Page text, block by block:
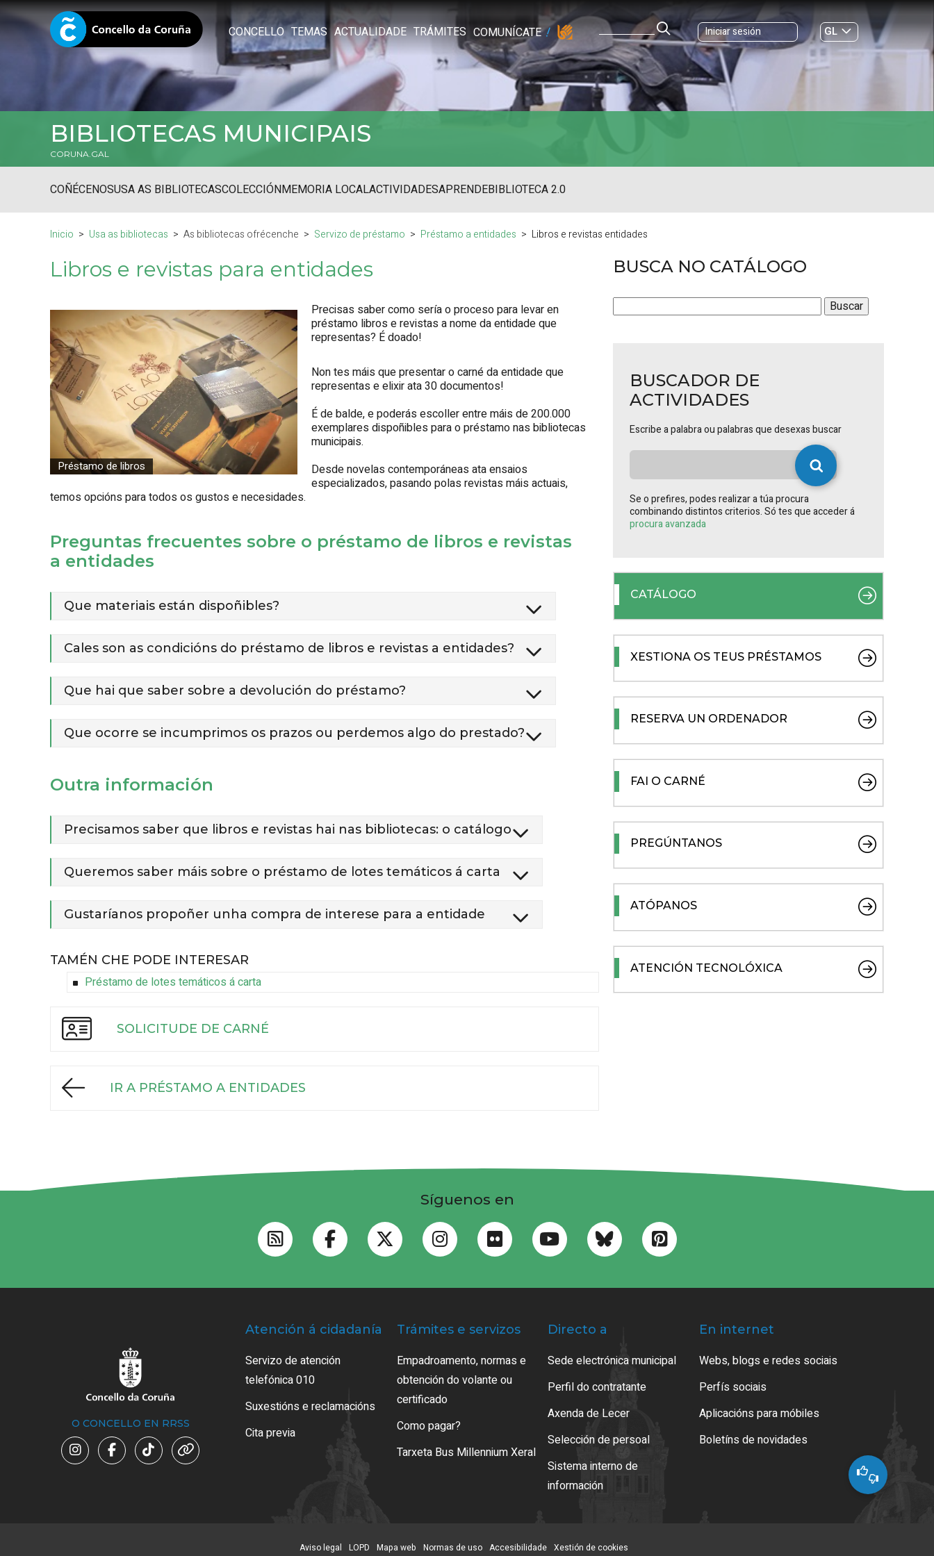
CONCELLO TEMAS ACTUALIDADE TRÁMITES COMUNÍCATE Iniciar sesión
GL
ES|
BIBLIOTECAS MUNICIPAIS
CORUNA.GAL
COÑÉCENOSUSA AS BIBLIOTECASCOLECCIÓNMEMORIA LOCALACTIVIDADESAPRENDEBIBLIOTECA 2.0
Inicio Usa as bibliotecas As bibliotecas ofrécenche Servizo de préstamo Préstamo a entidades Libros e revistas entidades
Libros e revistas para entidades
Préstamo de libros
Precisas saber como sería o proceso para levar en
préstamo libros e revistas a nome da entidade que
representas? É doado!
Non tes máis que presentar o carné da entidade que
representas e elixir ata 30 documentos!
É de balde, e poderás escoller entre máis de 200.000
exemplares dispoñibles para o préstamo nas bibliotecas
municipais.
Desde novelas contemporáneas ata ensaios
especializados, pasando polas revistas máis actuais,
temos opcións para todos os gustos e necesidades.
Preguntas frecuentes sobre o préstamo de libros e revistas
a entidades
Que materiais están dispoñibles?
Cales son as condicións do préstamo de libros e revistas a entidades?
Que hai que saber sobre a devolución do préstamo?
Que ocorre se incumprimos os prazos ou perdemos algo do prestado?
Outra información
Precisamos saber que libros e revistas hai nas bibliotecas: o catálogo
Queremos saber máis sobre o préstamo de lotes temáticos á carta
Gustaríanos propoñer unha compra de interese para a entidade
TAMÉN CHE PODE INTERESAR
Préstamo de lotes temáticos á carta
SOLICITUDE DE CARNÉ
IR A PRÉSTAMO A ENTIDADES
BUSCA NO CATÁLOGO
BUSCADOR DE
ACTIVIDADES
Escribe a palabra ou palabras que desexas buscar
Se o prefires, podes realizar a túa procura
combinando distintos criterios. Só tes que acceder á
procura avanzada
CATÁLOGO
XESTIONA OS TEUS PRÉSTAMOS
RESERVA UN ORDENADOR
FAI O CARNÉ
PREGÚNTANOS
ATÓPANOS
ATENCIÓN TECNOLÓXICA
Síguenos en
O CONCELLO EN RRSS
Atención á cidadanía
Servizo de atención
telefónica 010
Suxestións e reclamacións
Cita previa
Trámites e servizos
Empadroamento, normas e
obtención do volante ou
certificado
Como pagar?
Tarxeta Bus Millennium Xeral
Directo a
Sede electrónica municipal
Perfil do contratante
Axenda de Lecer
Selección de persoal
Sistema interno de
información
En internet
Webs, blogs e redes sociais
Perfís sociais
Aplicacións para móbiles
Boletíns de novidades
Aviso legal LOPD Mapa web Normas de uso Accesibilidade Xestión de cookies